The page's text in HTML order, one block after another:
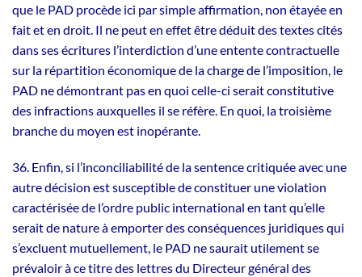
que le PAD procède ici par simple affirmation, non étayée en
fait et en droit. Il ne peut en effet être déduit des textes cités
dans ses écritures l’interdiction d’une entente contractuelle
sur la répartition économique de la charge de l’imposition, le
PAD ne démontrant pas en quoi celle-ci serait constitutive
des infractions auxquelles il se réfère. En quoi, la troisième
branche du moyen est inopérante.
36. Enfin, si l’inconciliabilité de la sentence critiquée avec une
autre décision est susceptible de constituer une violation
caractérisée de l’ordre public international en tant qu’elle
serait de nature à emporter des conséquences juridiques qui
s’excluent mutuellement, le PAD ne saurait utilement se
prévaloir à ce titre des lettres du Directeur général des